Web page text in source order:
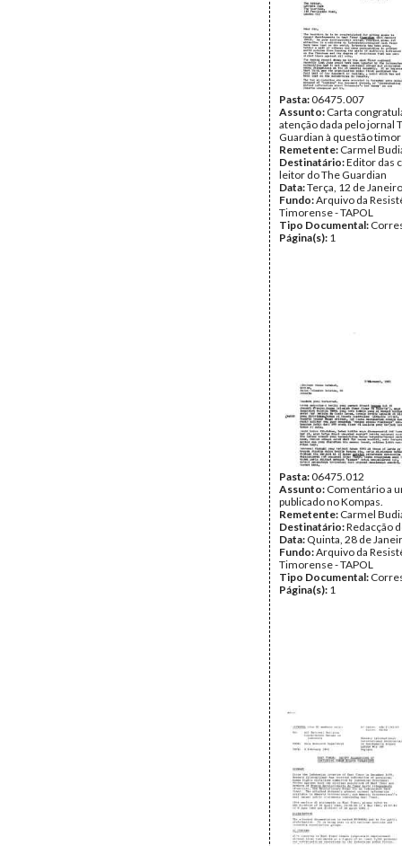
Pasta:06475.007
Assunto: Carta
atenção dada pelo jornal
Guardian à questão
Remetente: Carmel
Destinatário:Editor das
leitor do The Guardian
Data:Terça, 12 de
Fundo:Arquivo da
Timorense - TAPOL
Tipo Documental:
Página(s): 1
Pasta:06475.012
Assunto: Comentário a
publicado no Kompas.
Remetente: Carmel
Destinatário:Redacção
Data: Quinta, 28 de
Fundo:Arquivo da
Timorense - TAPOL
Tipo Documental:
Página(s): 1